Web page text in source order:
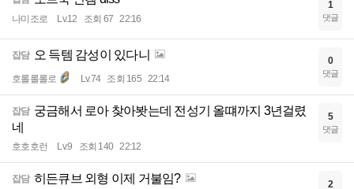
나미조로 Lv.12 조회 67 22:16
1
댓글
잡담 오 득템 감성이 있다니
호롤롤롤로 Lv.74 조회 165 22:14
0
댓글
잡담 궁금해서 로아 찾아봣는데 전성기 올떄까지 3년걸렸
네
호호호런 Lv.9 조회 140 22:12
5
댓글
잡담 히든큐브 외형 이제 거불임? 2